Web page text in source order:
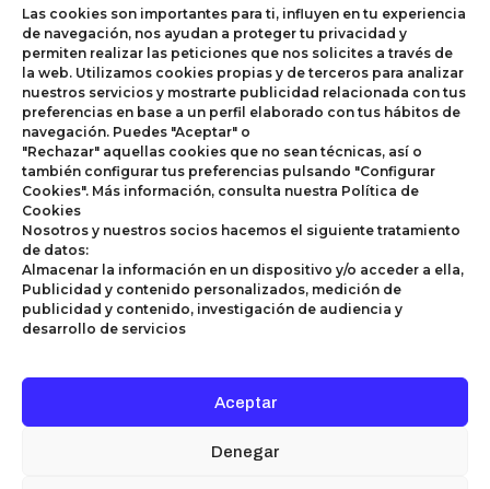
Las cookies son importantes para ti, influyen en tu experiencia
de navegación, nos ayudan a proteger tu privacidad y
permiten realizar las peticiones que nos solicites a través de
la web. Utilizamos cookies propias y de terceros para analizar
nuestros servicios y mostrarte publicidad relacionada con tus
preferencias en base a un perfil elaborado con tus hábitos de
navegación. Puedes "Aceptar" o
"Rechazar" aquellas cookies que no sean técnicas, así o
también configurar tus preferencias pulsando "Configurar
Cookies". Más información, consulta nuestra Política de
Cookies
Nosotros y nuestros socios hacemos el siguiente tratamiento
de datos:
Almacenar la información en un dispositivo y/o acceder a ella,
Publicidad y contenido personalizados, medición de
publicidad y contenido, investigación de audiencia y
desarrollo de servicios
Aceptar
Denegar
Medellín
(604)
605
0972
Bucaramanga
(607)
697
3284
Pereira
(606)
311
1626
Sogamoso
(608)
775
3553
Nuestras
ética
organizacional.
Este
canal
funciona
24
horas al
día los 7
días de
la
semana.
tu
denuncia
es
confidencial.
Política
PTEE